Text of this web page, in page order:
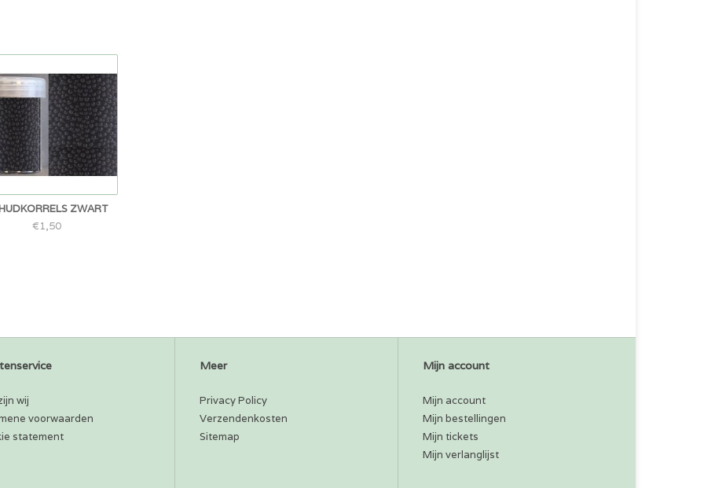
ZWART
€1,50
wij
voorwaarden
statement
Meer
Privacy Policy
Verzendenkosten
Sitemap
Mijn account
Mijn account
Mijn bestellingen
Mijn tickets
Mijn verlanglijst